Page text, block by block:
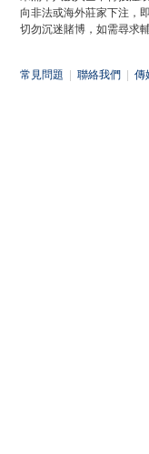
向非法或海外莊家下注，
切勿沉迷賭博，如需尋求
常見問題 聯絡我們 傳